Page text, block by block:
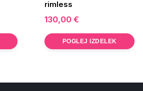
rimless
130,00 €
POGLEJ IZDELEK